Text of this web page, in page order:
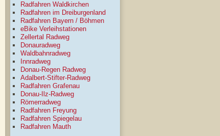
Radfahren Waldkirchen
Radfahren im Dreiburgenland
Radfahren Bayern / Böhmen
eBike Verleihstationen
Zellertal Radweg
Donauradweg
Waldbahnradweg
Innradweg
Donau-Regen Radweg
Adalbert-Stifter-Radweg
Radfahren Grafenau
Donau-Ilz-Radweg
Römerradweg
Radfahren Freyung
Radfahren Spiegelau
Radfahren Mauth